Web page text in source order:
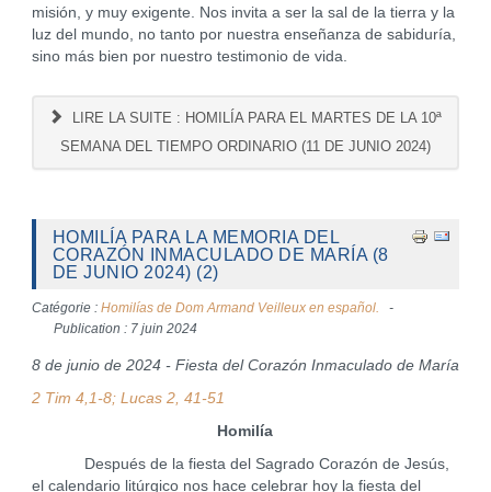
misión, y muy exigente. Nos invita a ser la sal de la tierra y la
luz del mundo, no tanto por nuestra enseñanza de sabiduría,
sino más bien por nuestro testimonio de vida.
LIRE LA SUITE : HOMILÍA PARA EL MARTES DE LA 10ª
SEMANA DEL TIEMPO ORDINARIO (11 DE JUNIO 2024)
HOMILÍA PARA LA MEMORIA DEL
CORAZÓN INMACULADO DE MARÍA (8
DE JUNIO 2024) (2)
Catégorie : Homilías de Dom Armand Veilleux en español.
Publication : 7 juin 2024
8 de junio de 2024 - Fiesta del Corazón Inmaculado de María
2 Tim 4,1-8; Lucas 2, 41-51
Homilía
Después de la fiesta del Sagrado Corazón de Jesús,
el calendario litúrgico nos hace celebrar hoy la fiesta del